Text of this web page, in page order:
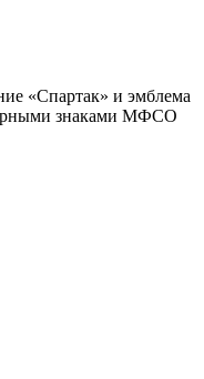
«Спартак» и эмблема
знаками МФСО